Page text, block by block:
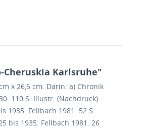
Cheruskia Karlsruhe"
x 26,5 cm. Darin: a) Chronik
110 S. Illustr. (Nachdruck).
1935. Fellbach 1981. 52 S.
bis 1935. Fellbach 1981. 26